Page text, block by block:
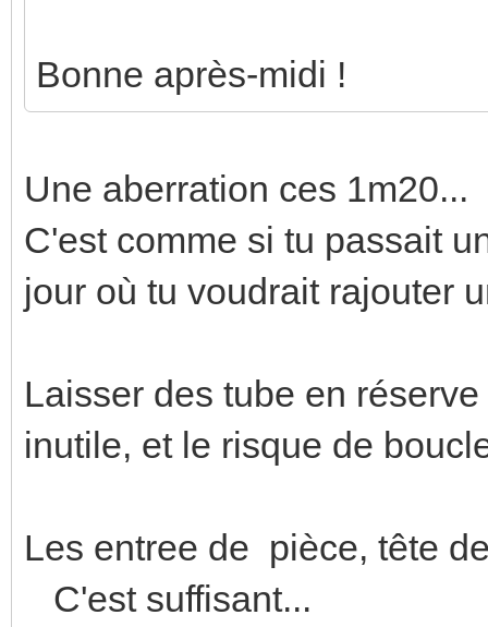
Bonne après-midi !
Une aberration ces 1m20...
C'est comme si tu passait
jour où tu voudrait rajouter
Laisser des tube en
inutile, et le risque de
Les entree de pièce, tête
C'est suffisant...